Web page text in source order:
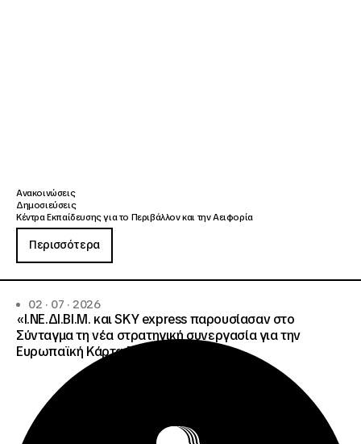
Ανακοινώσεις
Δημοσιεύσεις
Κέντρα Εκπαίδευσης για το Περιβάλλον και την Αειφορία
Περισσότερα
02 · 07 · 2026
«Ι.ΝΕ.ΔΙ.ΒΙ.Μ. και SKY express παρουσίασαν στο
Σύνταγμα τη νέα στρατηγική συνεργασία για την
Ευρωπαϊκή Κάρτα Νέων»